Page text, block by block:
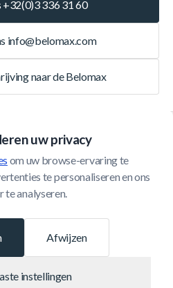
uw privacy
om uw browse-ervaring te
te personaliseren en ons
te analyseren.
Afwijzen
instellingen
+32(0)3 336 31 60
info@belomax.com
naar de Belomax